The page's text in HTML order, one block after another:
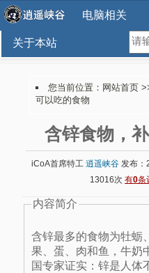
电脑相关
关于本站
您当前位置： 网站首页
可以吃的食物
含锌食物，
iCoA首席特工 逍遥峡谷发布：
13016次 有0条
内容简介
含锌最多的食物为牡蛎
果、蛋、肉和鱼，牛奶
国专家证实：锌是人体